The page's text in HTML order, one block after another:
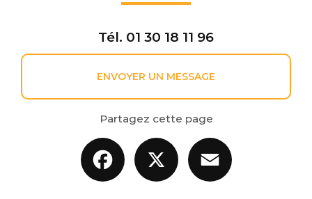
Tél. 01 30 18 11 96
ENVOYER UN MESSAGE
Partagez cette page
Facebook